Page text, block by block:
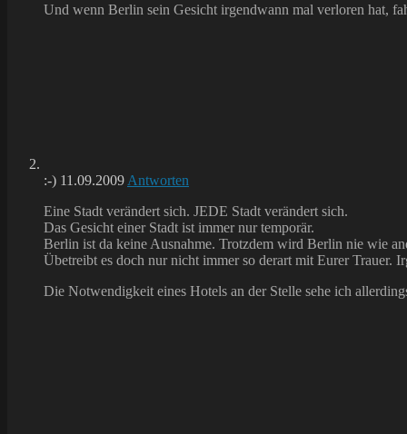
Und wenn Berlin sein Gesicht irgendwann mal verloren hat,
:-) 11.09.2009 Antworten
Eine Stadt verändert sich. JEDE Stadt verändert sich.
Das Gesicht einer Stadt ist immer nur temporär.
Berlin ist da keine Ausnahme. Trotzdem wird Berlin nie wie
Übetreibt es doch nur nicht immer so derart mit Eurer Trauer.
Die Notwendigkeit eines Hotels an der Stelle sehe ich